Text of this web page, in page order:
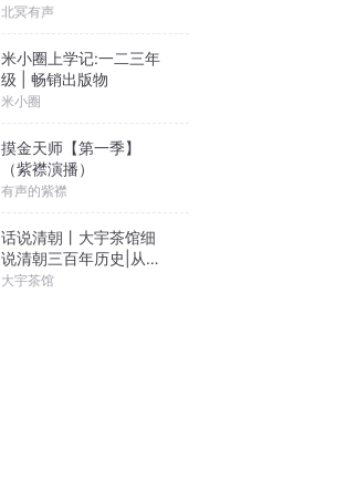
北冥有声
米小圈上学记:一二三年
级 | 畅销出版物
米小圈
摸金天师【第一季】
（紫襟演播）
有声的紫襟
话说清朝丨大宇茶馆细
说清朝三百年历史|从努
尔哈赤到末代皇帝溥仪|
大宇茶馆